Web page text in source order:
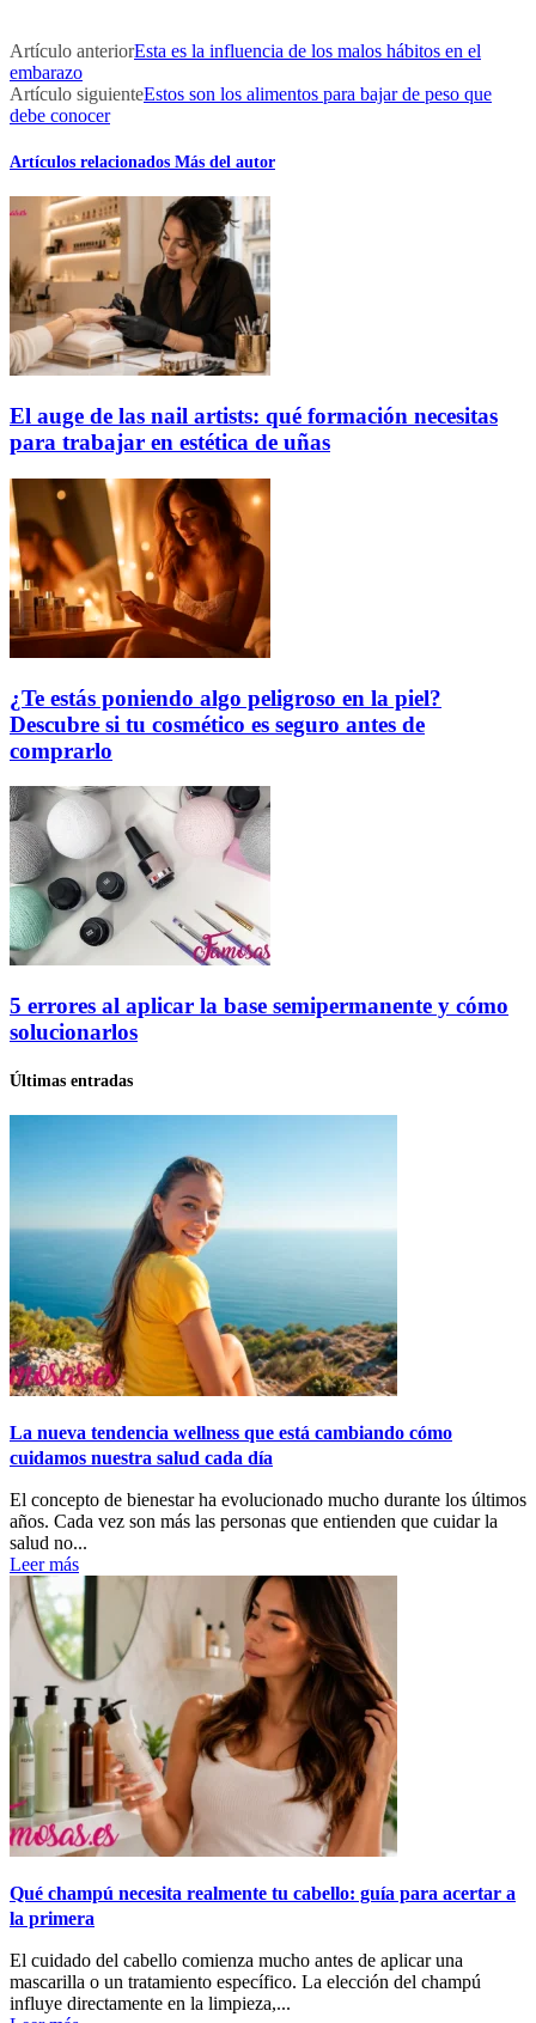
Artículo anteriorEsta es la influencia de los malos hábitos en el
embarazo
Artículo siguienteEstos son los alimentos para bajar de peso que
debe conocer
Artículos relacionados Más del autor
El auge de las nail artists: qué formación necesitas
para trabajar en estética de uñas
¿Te estás poniendo algo peligroso en la piel?
Descubre si tu cosmético es seguro antes de
comprarlo
5 errores al aplicar la base semipermanente y cómo
solucionarlos
Últimas entradas
La nueva tendencia wellness que está cambiando cómo
cuidamos nuestra salud cada día
El concepto de bienestar ha evolucionado mucho durante los últimos
años. Cada vez son más las personas que entienden que cuidar la
salud no...
Leer más
Qué champú necesita realmente tu cabello: guía para acertar a
la primera
El cuidado del cabello comienza mucho antes de aplicar una
mascarilla o un tratamiento específico. La elección del champú
influye directamente en la limpieza,...